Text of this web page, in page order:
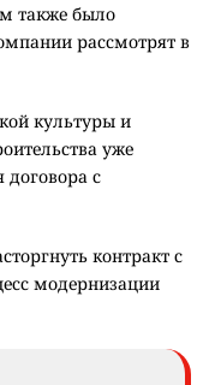
также было
рассмотрят в
культуры и
уже
договора с
контракт с
модернизации